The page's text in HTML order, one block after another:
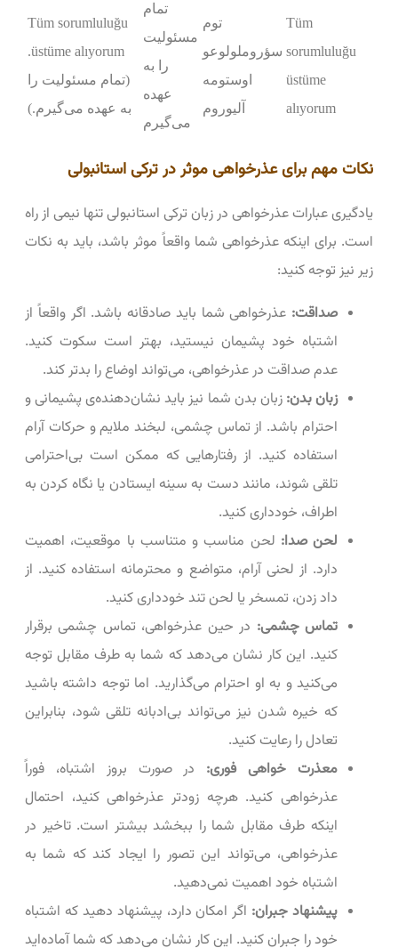
Tüm
sorumluluğu
üstüme
alıyorum
توم
سؤروملولوعو
اوستومه
آلیوروم
تمام
مسئولیت
را به
عهده
می‌گیرم
Tüm sorumluluğu
üstüme alıyorum.
(تمام مسئولیت را
به عهده می‌گیرم.)
نکات مهم برای عذرخواهی موثر در ترکی استانبولی
یادگیری عبارات عذرخواهی در زبان ترکی استانبولی تنها نیمی از راه
است. برای اینکه عذرخواهی شما واقعاً موثر باشد، باید به نکات
زیر نیز توجه کنید:
صداقت: عذرخواهی شما باید صادقانه باشد. اگر واقعاً از
اشتباه خود پشیمان نیستید، بهتر است سکوت کنید.
عدم صداقت در عذرخواهی، می‌تواند اوضاع را بدتر کند.
زبان بدن: زبان بدن شما نیز باید نشان‌دهنده‌ی پشیمانی و
احترام باشد. از تماس چشمی، لبخند ملایم و حرکات آرام
استفاده کنید. از رفتارهایی که ممکن است بی‌احترامی
تلقی شوند، مانند دست به سینه ایستادن یا نگاه کردن به
اطراف، خودداری کنید.
لحن صدا: لحن مناسب و متناسب با موقعیت، اهمیت
دارد. از لحنی آرام، متواضع و محترمانه استفاده کنید. از
داد زدن، تمسخر یا لحن تند خودداری کنید.
تماس چشمی: در حین عذرخواهی، تماس چشمی برقرار
کنید. این کار نشان می‌دهد که شما به طرف مقابل توجه
می‌کنید و به او احترام می‌گذارید. اما توجه داشته باشید
که خیره شدن نیز می‌تواند بی‌ادبانه تلقی شود، بنابراین
تعادل را رعایت کنید.
معذرت خواهی فوری: در صورت بروز اشتباه، فوراً
عذرخواهی کنید. هرچه زودتر عذرخواهی کنید، احتمال
اینکه طرف مقابل شما را ببخشد بیشتر است. تاخیر در
عذرخواهی، می‌تواند این تصور را ایجاد کند که شما به
اشتباه خود اهمیت نمی‌دهید.
پیشنهاد جبران: اگر امکان دارد، پیشنهاد دهید که اشتباه
خود را جبران کنید. این کار نشان می‌دهد که شما آماده‌اید